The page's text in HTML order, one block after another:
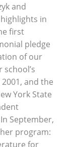
and
in
first
pledge
of our
and the
York State
September,
program:
for